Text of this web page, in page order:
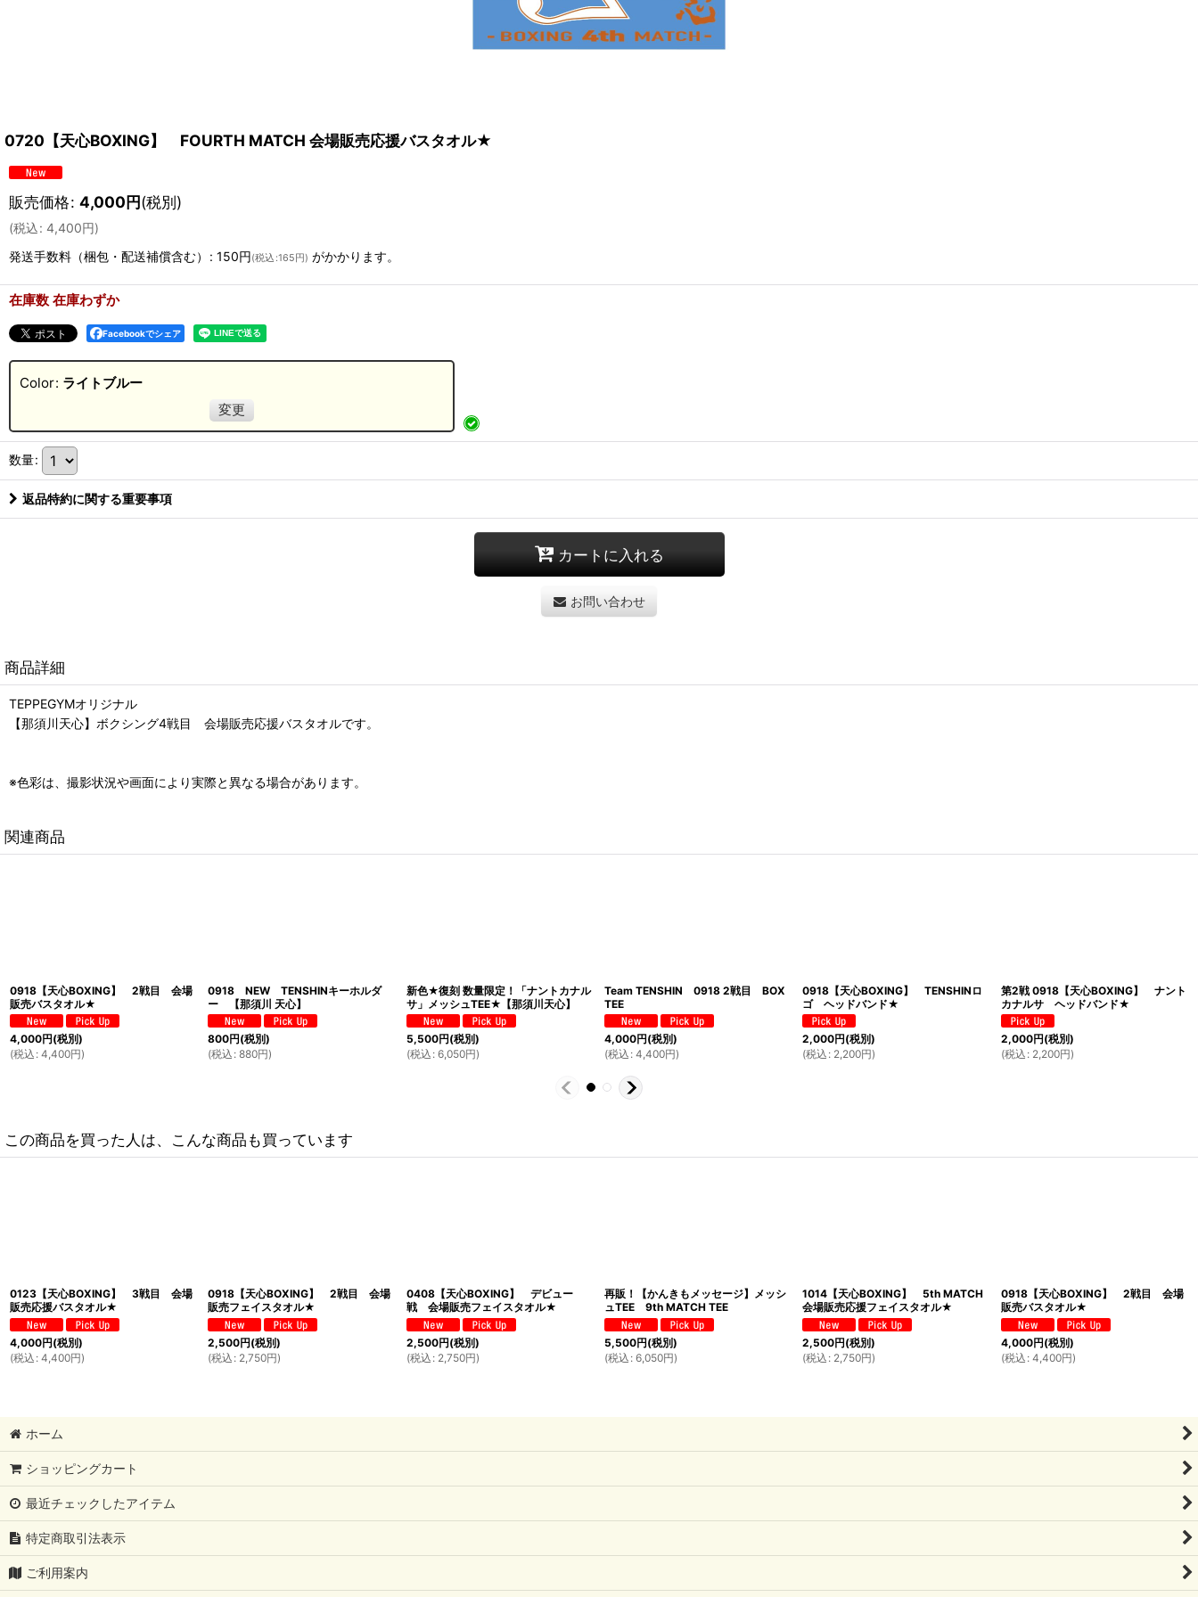
0720【天心BOXING】 FOURTH MATCH 会場販売応援バスタオル★
販売価格: 4,000円(税別)
(税込: 4,400円)
発送手数料（梱包・配送補償含む）
: 150円(税込 :165円 ) がかかります。
在庫数 在庫わずか
Facebookでシェア
Color: ライトブルー
変更
数量:
返品特約に関する重要事項
カートに入れる
お問い合わせ
商品詳細
TEPPEGYMオリジナル
【那須川天心】ボクシング4戦目 会場販売応援バスタオルです。
※色彩は、撮影状況や画面により実際と異なる場合があります。
関連商品
0918【天心BOXING】 2戦目 会場
販売バスタオル★
4,000円(税別)
(税込 : 4,400円)
0918 NEW TENSHINキーホルダ
ー 【那須川 天心】
800円(税別)
(税込 : 880円)
新色★復刻 数量限定！「ナントカナル
サ」メッシュTEE★【那須川天心】
5,500円(税別)
(税込 : 6,050円)
Team TENSHIN 0918 2戦目 BOX
TEE
4,000円(税別)
(税込 : 4,400円)
0918【天心BOXING】 TENSHINロ
ゴ ヘッドバンド★
2,000円(税別)
(税込 : 2,200円)
第2戦 0918【天心BOXING】 ナント
カナルサ ヘッドバンド★
2,000円(税別)
(税込 : 2,200円)
この商品を買った人は、こんな商品も買っています
0123【天心BOXING】 3戦目 会場
販売応援バスタオル★
4,000円(税別)
(税込 : 4,400円)
0918【天心BOXING】 2戦目 会場
販売フェイスタオル★
2,500円(税別)
(税込 : 2,750円)
0408【天心BOXING】 デビュー
戦 会場販売フェイスタオル★
2,500円(税別)
(税込 : 2,750円)
再販！【かんきもメッセージ】メッシ
ュTEE 9th MATCH TEE
5,500円(税別)
(税込 : 6,050円)
1014【天心BOXING】 5th MATCH
会場販売応援フェイスタオル★
2,500円(税別)
(税込 : 2,750円)
0918【天心BOXING】 2戦目 会場
販売バスタオル★
4,000円(税別)
(税込 : 4,400円)
ホーム
ショッピングカート
最近チェックしたアイテム
特定商取引法表示
ご利用案内